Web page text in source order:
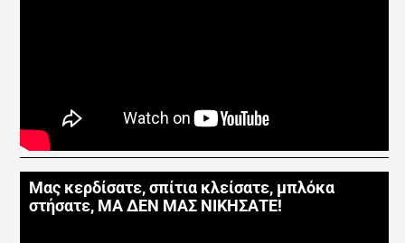
Μας κερδίσατε, σπίτια κλείσατε, μπλόκα
στήσατε, ΜΑ ΔΕΝ ΜΑΣ ΝΙΚΗΣΑΤΕ!